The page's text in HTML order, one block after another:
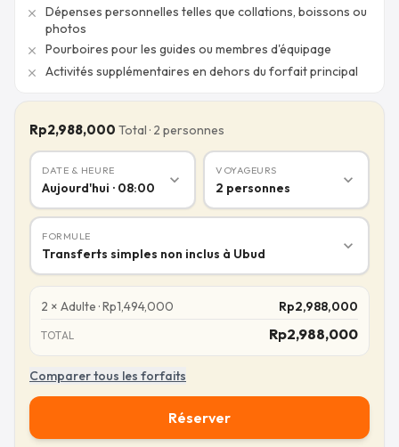
close
Dépenses personnelles telles que collations, boissons ou
photos
close Pourboires pour les guides ou membres d'équipage
close Activités supplémentaires en dehors du forfait principal
Rp2,988,000 Total · 2 personnes
DATE & HEURE
Aujourd'hui · 08:00 expand_more
VOYAGEURS
2 personnes expand_more
FORMULE
Transferts simples non inclus à Ubud expand_more
2 × Adulte ·Rp1,494,000 Rp2,988,000
TOTAL Rp2,988,000
Comparer tous les forfaits
Réserver